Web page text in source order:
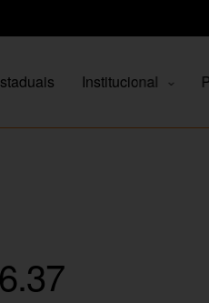
Institucional